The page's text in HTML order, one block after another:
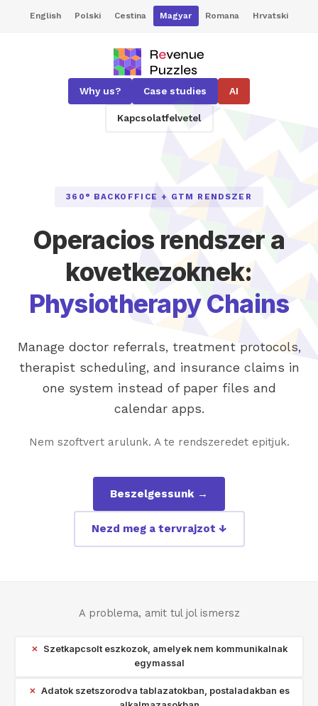
English Polski Cestina Magyar Romana Hrvatski
Why us? Case studies AI
Kapcsolatfelvetel
360° BACKOFFICE + GTM RENDSZER
Operacios rendszer a
kovetkezoknek:
Physiotherapy Chains
Manage doctor referrals, treatment protocols,
therapist scheduling, and insurance claims in
one system instead of paper files and
calendar apps.
Nem szoftvert arulunk. A te rendszeredet epitjuk.
Beszelgessunk →
Nezd meg a tervrajzot ↓
A problema, amit tul jol ismersz
Szetkapcsolt eszkozok, amelyek nem kommunikalnak
egymassal
Adatok szetszorodva tablazatokban, postaladakban es